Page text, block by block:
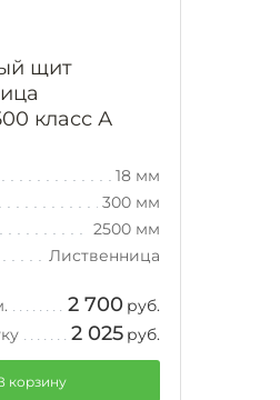
щит
класс А
18 мм
300 мм
2500 мм
Лиственница
2 700 руб.
2 025 руб.
корзину